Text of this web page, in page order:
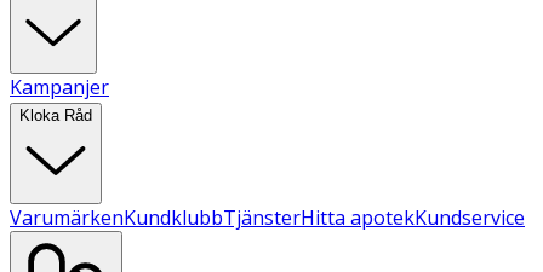
Kampanjer
Kloka Råd
VarumärkenKundklubbTjänsterHitta apotekKundservice